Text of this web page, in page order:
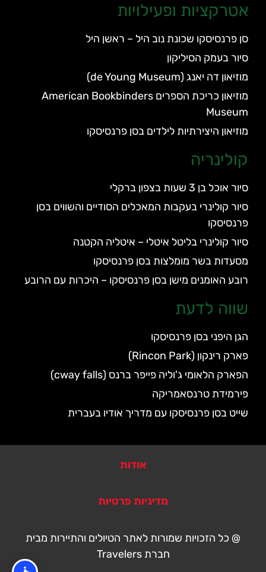
אטרקציות ופעילויות
סן פרנסיסקו שכונת נוב היל – ראשן היל
סיור בעמק הסיליקון
מוזיאון דה יאנג (de Young Museum)
מוזיאון כריכת הספרים American Bookbinders
Museum
מוזיאון היצירתיות לילדים בסן פרנסיסקו
קולינריה
סיור אוכל בן 3 שעות בצפון ברקלי
סיור קולינרי בעקבות המאכלים הסודיים והשווים בסן
פרנסיסקו
סיור קולינרי בליטל איטלי – איטליה הקטנה
מסעדות בשר מומלצות בסן פרנסיסקו
רובע האומנים מישן בסן פרנסיסקו – היכרות עם הרובע
שווה לדעת
הגן היפני בסן פרנסיסקו
פארק רינקון (Rincon Park)
הפארק הלאומי ג'וליה פייפר ברנס (cway falls)
פירמידת טרנסאמריקה
שייט בסן פרנסיסקו עם מדריך אודיו בעברית
אודות
מדיניות פרטיות
@ כל הזכויות שמורות לאתר הטיולים והתיירות מבית
חברת Travelers